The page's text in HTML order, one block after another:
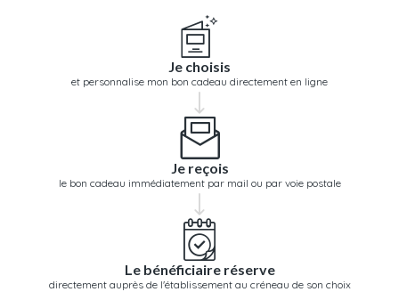
Je choisis
et personnalise mon bon cadeau directement en ligne
Je reçois
le bon cadeau immédiatement par mail ou par voie postale
Le bénéficiaire réserve
directement auprès de l'établissement au créneau de son choix